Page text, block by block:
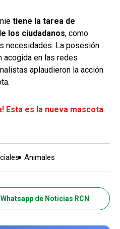
tiene la tarea de
los ciudadanos, como
necesidades. La posesión
acogida en las redes
aplaudieron la acción
Esta es la nueva mascota
Animales
de Noticias RCN